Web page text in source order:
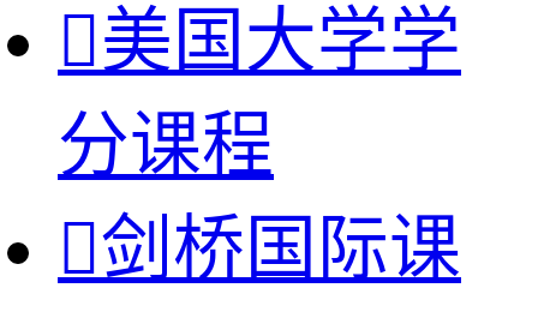
美国大学学
分课程
剑桥国际课